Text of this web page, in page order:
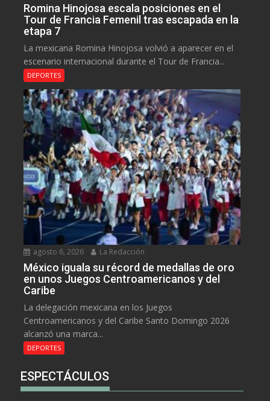
Romina Hinojosa escala posiciones en el
Tour de Francia Femenil tras escapada en la
etapa 7
La mexicana Romina Hinojosa volvió a aparecer en el
escenario internacional durante el Tour de Francia...
DEPORTES
agosto 6, 2026 La Redacción
México iguala su récord de medallas de oro
en unos Juegos Centroamericanos y del
Caribe
La delegación mexicana en los Juegos
Centroamericanos y del Caribe Santo Domingo 2026
alcanzó una marca...
DEPORTES
ESPECTÁCULOS